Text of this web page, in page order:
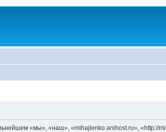
«мы», «наш», «mihajlenko.anihost.ru», «http://